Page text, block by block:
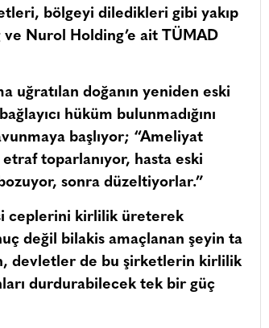
bölgeyi diledikleri gibi yakıp
Nurol Holding’e ait TÜMAD
uğratılan doğanın yeniden eski
hüküm bulunmadığını
başlıyor; “Ameliyat
etraf toparlanıyor, hasta eski
sonra düzeltiyorlar.”
ceplerini kirlilik üreterek
değil bilakis amaçlanan şeyin ta
devletler de bu şirketlerin kirlilik
durdurabilecek tek bir güç